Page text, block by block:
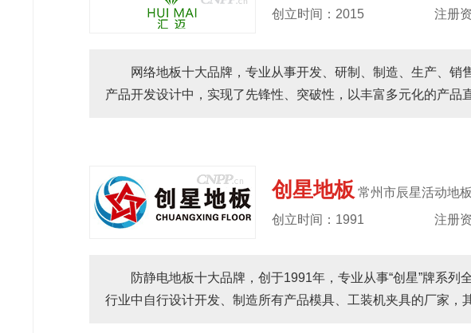
创立时间：2015
注册
网络地板十大品牌，专业从事开发、研制、制造、生产、销
产品开发设计中，实现了先锋性、突破性，以丰富多元化的产品
创星地板 常州市辰星活动地
创立时间：1991
注册
防静电地板十大品牌，创于1991年，专业从事“创星”牌系列
行业中自行设计开发、制造所有产品模具、工装机夹具的厂家，